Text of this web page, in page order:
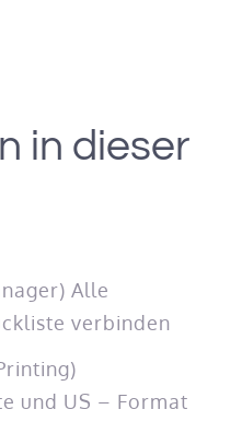
in dieser
Alle
verbinden
und US – Format